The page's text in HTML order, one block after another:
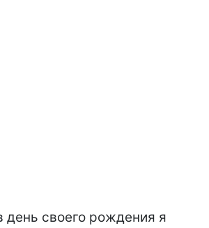
день своего рождения я